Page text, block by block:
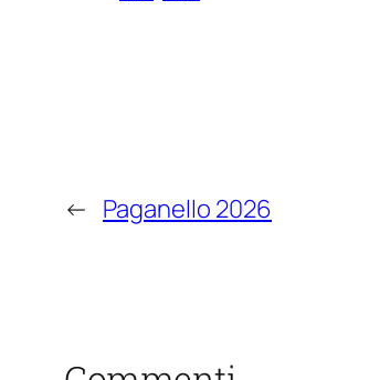
← Paganello 2026